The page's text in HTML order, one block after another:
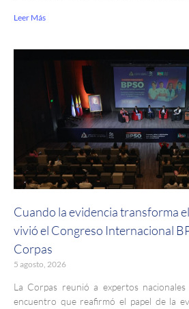
Leer Más
Cuando la evidencia transforma
vivió el Congreso Internacional
Corpas
5 agosto, 2026
La Corpas reunió a expertos
encuentro que reafirmó el papel de la